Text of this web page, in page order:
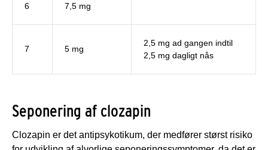
6 7,5 mg
7 5 mg
2,5 mg ad gangen indtil
2,5 mg dagligt nås
Seponering af clozapin
Clozapin er det antipsykotikum, der medfører størst risiko